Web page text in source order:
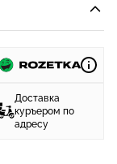
Доставка
куръером по
адресу